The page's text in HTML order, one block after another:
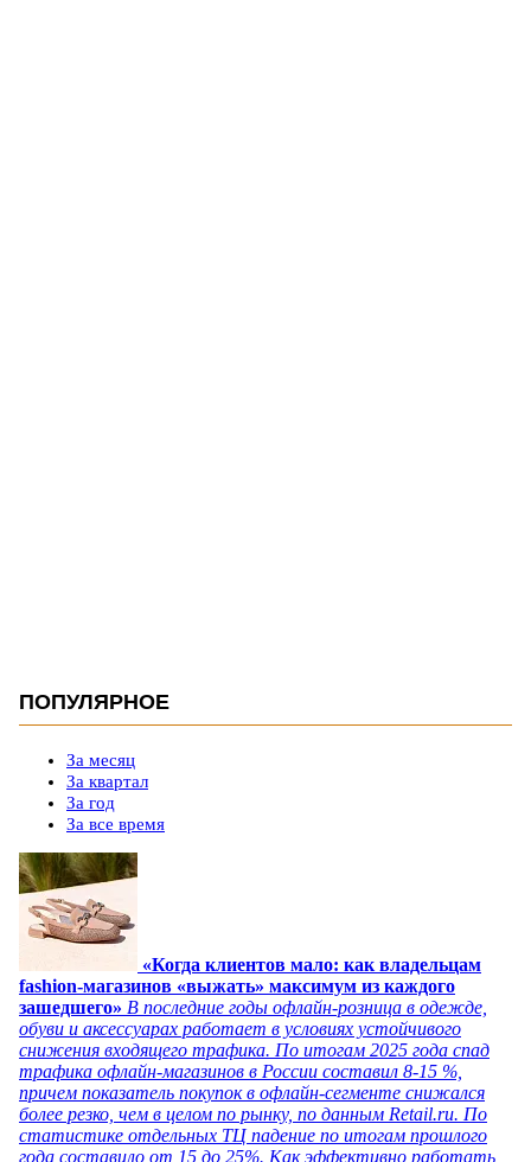
ПОПУЛЯРНОЕ
За месяц
За квартал
За год
За все время
«Когда клиентов мало: как владельцам
fashion-магазинов «выжать» максимум из каждого
зашедшего» В последние годы офлайн-розница в одежде,
обуви и аксессуарах работает в условиях устойчивого
снижения входящего трафика. По итогам 2025 года спад
трафика офлайн-магазинов в России составил 8-15 %,
причем показатель покупок в офлайн-сегменте снижался
более резко, чем в целом по рынку, по данным Retail.ru. По
статистике отдельных ТЦ падение по итогам прошлого
года составило от 15 до 25%. Как эффективно работать